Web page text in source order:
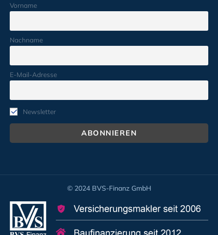
Vorname
Nachname
E-Mail-Adresse
Newsletter
© 2024 BVS-Finanz GmbH